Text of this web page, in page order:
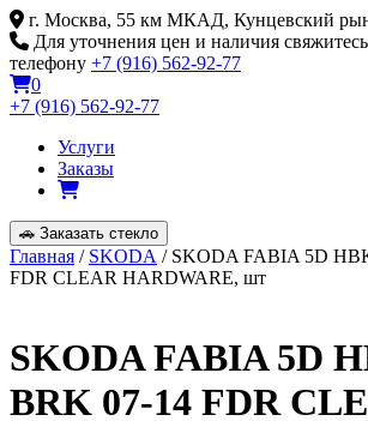
Skip
to
content
г. Москва, 55 км МКАД, Кунцевский
Для уточнения цен и наличия
телефону +7 (916) 562-92-77
0
+7 (916) 562-92-77
Услуги
Заказы
🚗 Заказать стекло
Главная / SKODA / SKODA FABIA 5D
FDR CLEAR HARDWARE, шт
SKODA FABIA 5D
BRK 07-14 FDR